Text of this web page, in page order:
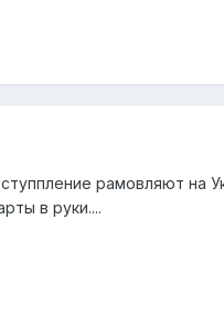
рамовляют на
в руки....